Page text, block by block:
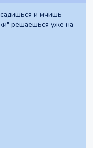
и мчишь
решаешься уже на